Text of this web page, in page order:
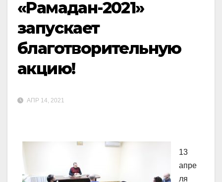
«Рамадан-2021»
запускает
благотворительную
акцию!
АПР 14, 2021
13
апре
ля